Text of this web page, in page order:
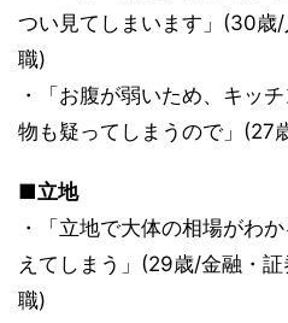
つい見てしまいます」(30歳
職)
・「お腹が弱いため、キッ
物も疑ってしまうので」(27
■立地
・「立地で大体の相場がわ
えてしまう」(29歳/金融・
職)